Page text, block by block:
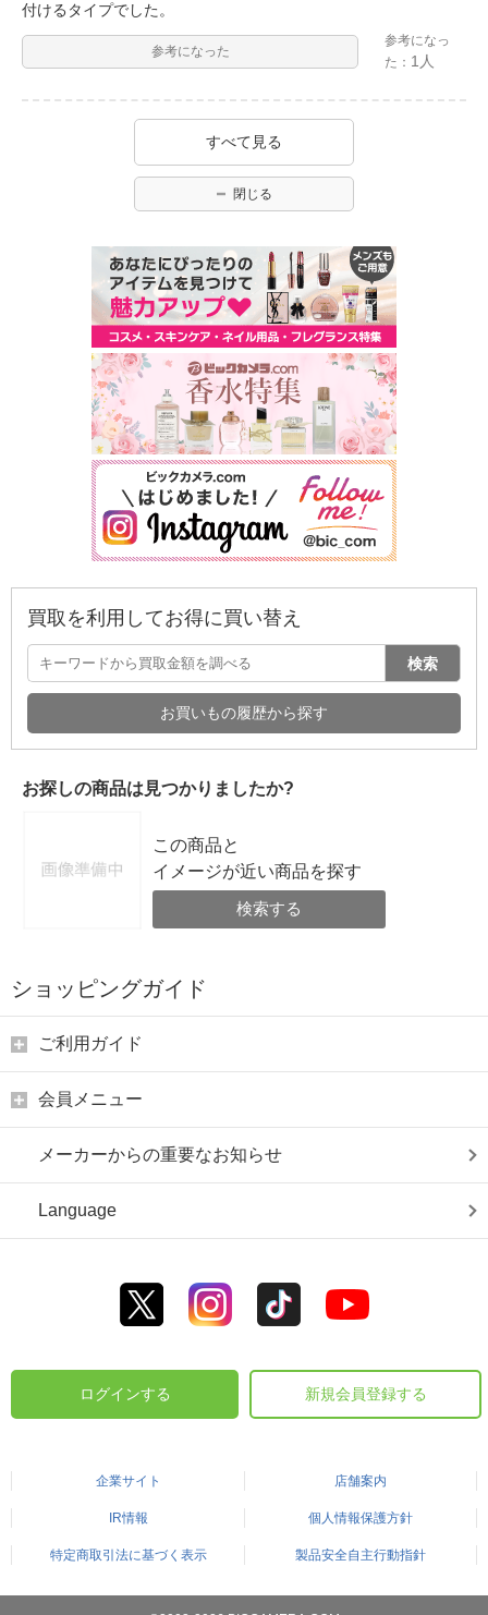
付けるタイプでした。
参考になった
参考になっ
た： 1人
すべて見る
閉じる
買取を利用してお得に買い替え
検索
お買いもの履歴から探す
お探しの商品は見つかりましたか?
この商品と
イメージが近い商品を探す
検索する
ショッピングガイド
ご利用ガイド
会員メニュー
メーカーからの重要なお知らせ
Language
ログインする 新規会員登録する
企業サイト 店舗案内
IR情報 個人情報保護方針
特定商取引法に基づく表示 製品安全自主行動指針